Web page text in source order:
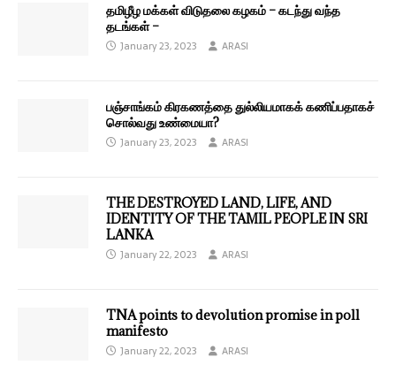
தமிழீழ மக்கள் விடுதலை கழகம் – கடந்து வந்த
தடங்கள் –
January 23, 2023 ARASI
பஞ்சாங்கம் கிரகணத்தை துல்லியமாகக் கணிப்பதாகச்
சொல்வது உண்மையா?
January 23, 2023 ARASI
THE DESTROYED LAND, LIFE, AND
IDENTITY OF THE TAMIL PEOPLE IN SRI
LANKA
January 22, 2023 ARASI
TNA points to devolution promise in poll
manifesto
January 22, 2023 ARASI